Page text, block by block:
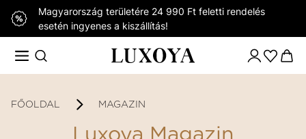
Magyarország területére 24 990 Ft feletti rendelés
esetén ingyenes a kiszállítás!
FŐOLDAL MAGAZIN
Luxoya Magazin